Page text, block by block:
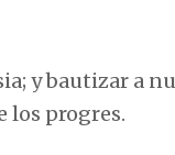
y bautizar a
los progres.